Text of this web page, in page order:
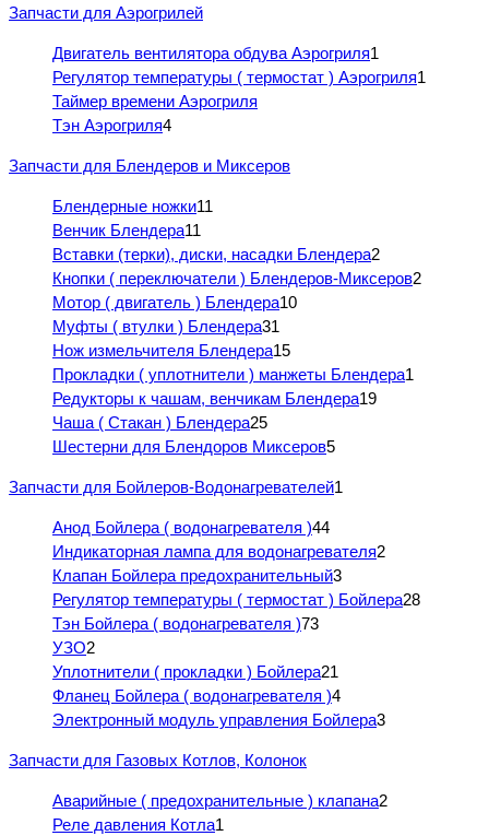
Запчасти для Аэрогрилей
Двигатель вентилятора обдува Аэрогриля1
Регулятор температуры ( термостат ) Аэрогриля1
Таймер времени Аэрогриля
Тэн Аэрогриля4
Запчасти для Блендеров и Миксеров
Блендерные ножки11
Венчик Блендера11
Вставки (терки), диски, насадки Блендера2
Кнопки ( переключатели ) Блендеров-Миксеров2
Мотор ( двигатель ) Блендера10
Муфты ( втулки ) Блендера31
Нож измельчителя Блендера15
Прокладки ( уплотнители ) манжеты Блендера1
Редукторы к чашам, венчикам Блендера19
Чаша ( Стакан ) Блендера25
Шестерни для Блендоров Миксеров5
Запчасти для Бойлеров-Водонагревателей1
Анод Бойлера ( водонагревателя )44
Индикаторная лампа для водонагревателя2
Клапан Бойлера предохранительный3
Регулятор температуры ( термостат ) Бойлера28
Тэн Бойлера ( водонагревателя )73
УЗО2
Уплотнители ( прокладки ) Бойлера21
Фланец Бойлера ( водонагревателя )4
Электронный модуль управления Бойлера3
Запчасти для Газовых Котлов, Колонок
Аварийные ( предохранительные ) клапана2
Реле давления Котла1